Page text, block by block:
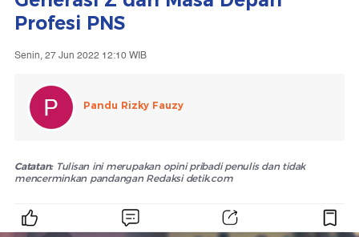
Profesi PNS
Senin, 27 Jun 2022 12:10 WIB
Pandu Rizky Fauzy
Catatan:Tulisan ini merupakan opini pribadi penulis dan tidak
mencerminkan pandangan Redaksi detik.com